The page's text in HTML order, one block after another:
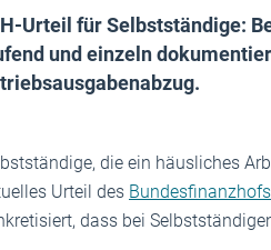
Urteil für Selbstständige:
und einzeln
die ein häusliches
Urteil des
dass bei